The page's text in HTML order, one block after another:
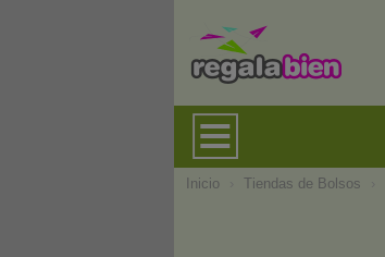
Inicio Tiendas de Bolsos